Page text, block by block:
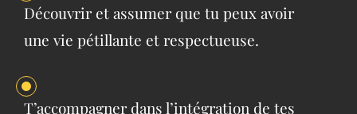
Découvrir et assumer que tu peux avoir
une vie pétillante et respectueuse.
T’accompagner dans l’intégration de tes